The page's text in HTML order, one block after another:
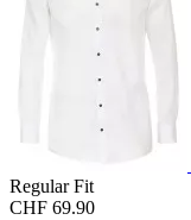
Regular Fit
CHF 69.90